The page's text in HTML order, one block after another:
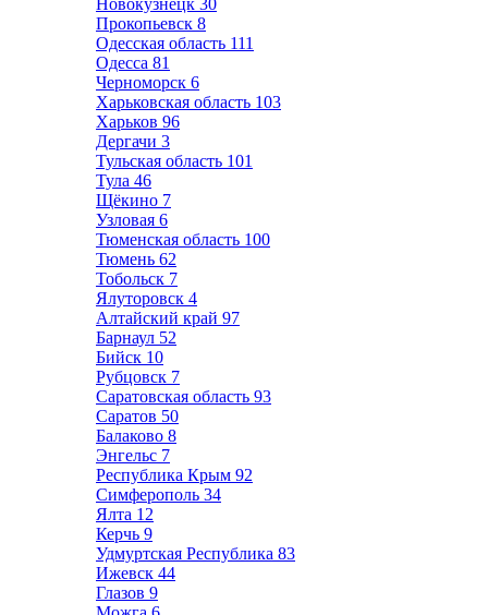
Новокузнецк 30
Прокопьевск 8
Одесская область 111
Одесса 81
Черноморск 6
Харьковская область 103
Харьков 96
Дергачи 3
Тульская область 101
Тула 46
Щёкино 7
Узловая 6
Тюменская область 100
Тюмень 62
Тобольск 7
Ялуторовск 4
Алтайский край 97
Барнаул 52
Бийск 10
Рубцовск 7
Саратовская область 93
Саратов 50
Балаково 8
Энгельс 7
Республика Крым 92
Симферополь 34
Ялта 12
Керчь 9
Удмуртская Республика 83
Ижевск 44
Глазов 9